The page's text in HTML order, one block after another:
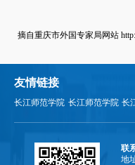
摘自重庆市外国专家局网站
友情链接
长江师范学院 长江师范学院 长
联
地